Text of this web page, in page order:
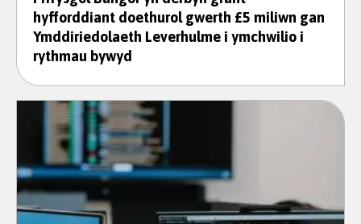
hyfforddiant doethurol gwerth £5 miliwn gan
Ymddiriedolaeth Leverhulme i ymchwilio i
rythmau bywyd